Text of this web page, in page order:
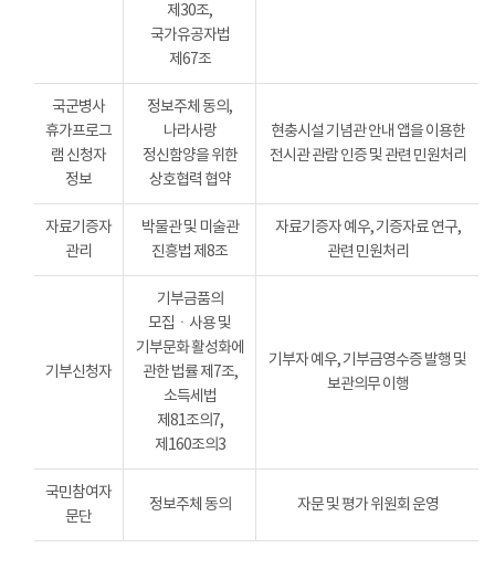
제30조,
국가유공자법
제67조
국군병사
휴가프로그
램 신청자
정보
정보주체 동의,
나라사랑
정신함양을 위한
상호협력 협약
현충시설 기념관 안내 앱을 이용한
전시관 관람 인증 및 관련 민원처리
자료기증자
관리
박물관 및 미술관
진흥법 제8조
자료기증자 예우, 기증자료 연구,
관련 민원처리
기부신청자
기부금품의
모집ㆍ사용 및
기부문화 활성화에
관한 법률 제7조,
소득세법
제81조의7,
제160조의3
기부자 예우, 기부금영수증 발행 및
보관의무 이행
국민참여자
문단
정보주체 동의 자문 및 평가 위원회 운영